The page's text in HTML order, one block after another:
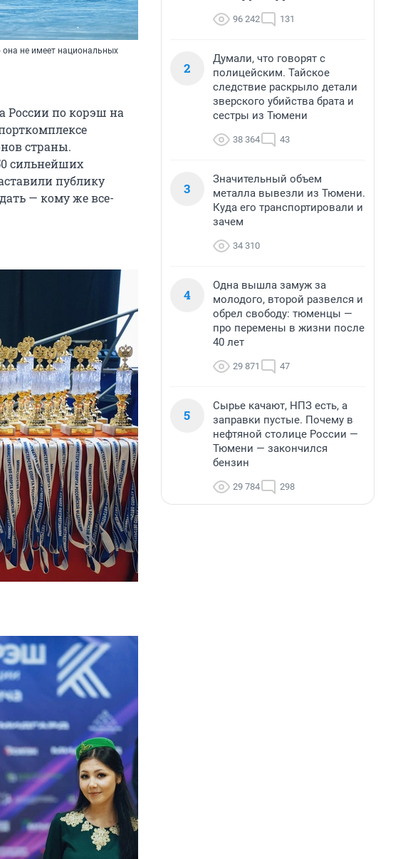
не имеет национальных
России по корэш на
страны.
сильнейших
публику
— кому же все-
96 242 131
2
Думали, что говорят с
полицейским. Тайское
следствие раскрыло детали
зверского убийства брата и
сестры из Тюмени
38 364 43
3
Значительный объем
металла вывезли из Тюмени.
Куда его транспортировали и
зачем
34 310
4
Одна вышла замуж за
молодого, второй развелся и
обрел свободу: тюменцы —
про перемены в жизни после
40 лет
29 871 47
5
Сырье качают, НПЗ есть, а
заправки пустые. Почему в
нефтяной столице России —
Тюмени — закончился
бензин
29 784 298